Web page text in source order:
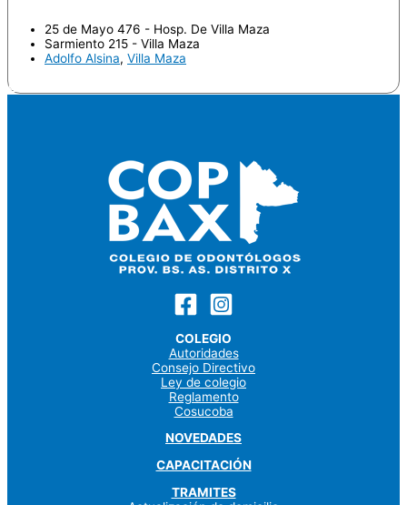
25 de Mayo 476 - Hosp. De Villa Maza
Sarmiento 215 - Villa Maza
Adolfo Alsina, Villa Maza
Odontologo
COLEGIO
Autoridades
Consejo Directivo
Ley de colegio
Reglamento
Cosucoba
NOVEDADES
CAPACITACIÓN
TRAMITES